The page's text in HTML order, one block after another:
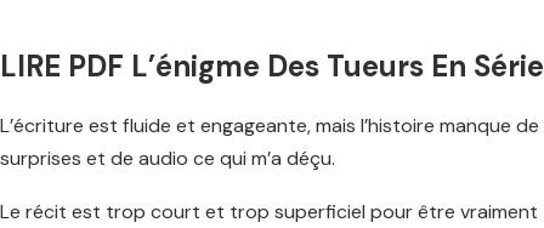
LIRE PDF L’énigme Des Tueurs En Série
L’écriture est fluide et engageante, mais l’histoire manque de
surprises et de audio ce qui m’a déçu.
Le récit est trop court et trop superficiel pour être vraiment